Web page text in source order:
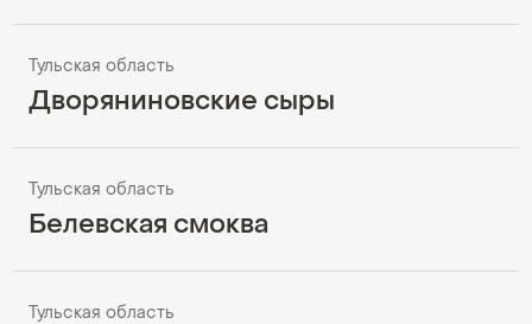
Тульская область
Дворяниновские сыры
Тульская область
Белевская смоква
Тульская область